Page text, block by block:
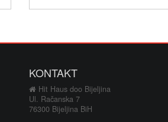
KONTAKT
Hit Haus doo Bijeljina
Ul. Račanska 7
76300 Bijeljina BiH